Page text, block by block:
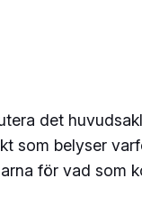
det
som belyser
för vad som